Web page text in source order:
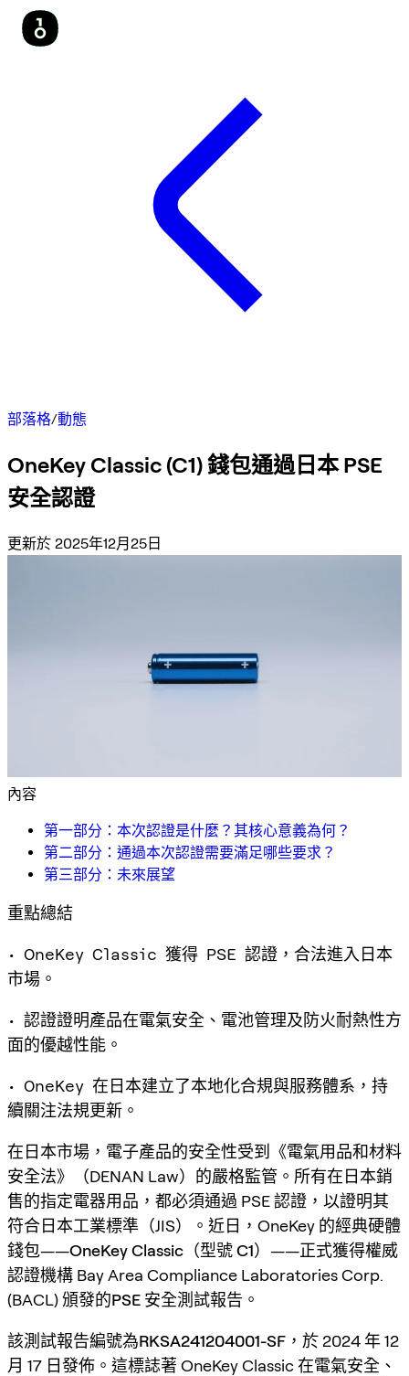
部落格/動態
OneKey Classic (C1) 錢包通過日本 PSE
安全認證
更新於 2025年12月25日
內容
第一部分：本次認證是什麼？其核心意義為何？
第二部分：通過本次認證需要滿足哪些要求？
第三部分：未來展望
重點總結
• OneKey Classic 獲得 PSE 認證，合法進入日本
市場。
• 認證證明產品在電氣安全、電池管理及防火耐熱性方
面的優越性能。
• OneKey 在日本建立了本地化合規與服務體系，持
續關注法規更新。
在日本市場，電子產品的安全性受到《電氣用品和材料
安全法》（DENAN Law）的嚴格監管。所有在日本銷
售的指定電器用品，都必須通過 PSE 認證，以證明其
符合日本工業標準（JIS）。近日，OneKey 的經典硬體
錢包——OneKey Classic（型號 C1） ——正式獲得權威
認證機構 Bay Area Compliance Laboratories Corp.
(BACL) 頒發的PSE 安全測試報告 。
該測試報告編號為RKSA241204001-SF ，於 2024 年 12
月 17 日發佈。這標誌著 OneKey Classic 在電氣安全、